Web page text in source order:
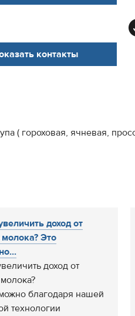
контакты
( гороховая, ячневая,
доход от
Это
доход от
благодаря нашей
технологии